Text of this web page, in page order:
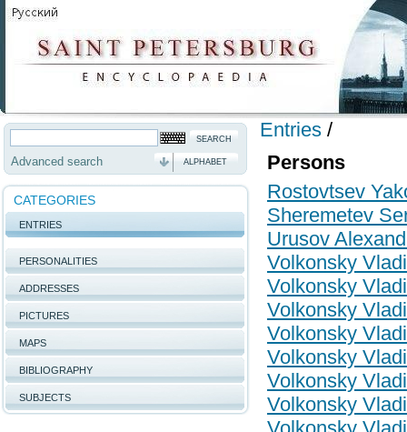
Advanced search ALPHABET
CATEGORIES
ENTRIES
PERSONALITIES
ADDRESSES
PICTURES
MAPS
BIBLIOGRAPHY
SUBJECTS
Entries /
Persons
Rostovtsev
Sheremetev
Urusov
Volkonsky
Volkonsky
Volkonsky
Volkonsky
Volkonsky
Volkonsky
Volkonsky